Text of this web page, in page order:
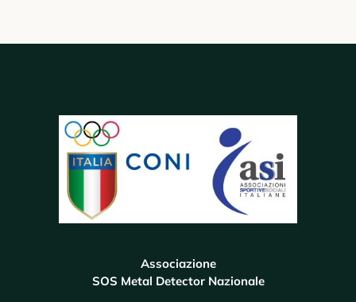
Associazione
SOS Metal Detector Nazionale